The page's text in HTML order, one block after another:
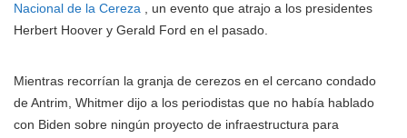
Nacional de la Cereza , un evento que atrajo a los presidentes
Herbert Hoover y Gerald Ford en el pasado.
Mientras recorrían la granja de cerezos en el cercano condado
de Antrim, Whitmer dijo a los periodistas que no había hablado
con Biden sobre ningún proyecto de infraestructura para